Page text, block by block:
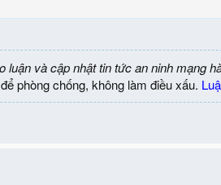
luận và cập nhật tin tức an ninh mạng
phòng chống, không làm điều xấu.